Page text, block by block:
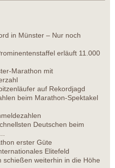
in Münster – Nur noch
erläuft 11.000
Marathon mit
auf Rekordjagd
beim Marathon-Spektakel
Deutschen beim
erster Güte
Elitefeld
schießen weiterhin in die Höhe